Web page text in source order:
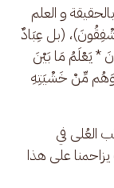
و العلم
(بل عِبَادٌ
* يَعْلَمُ مَا بَيْنَ
وَهُم مِّنْ خَشْيَتِهِ
العُلى في
على هذا